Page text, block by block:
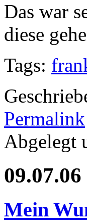
Das war
diese
Tags:
Permalink
Abgelegt
09.07.06
Mein